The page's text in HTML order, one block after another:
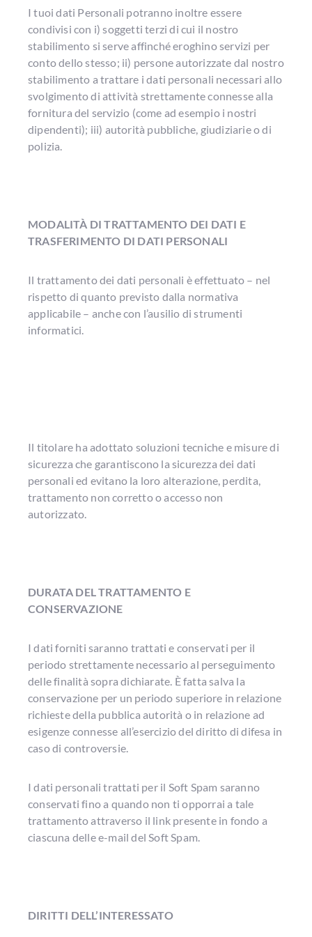
I tuoi dati Personali potranno inoltre essere
condivisi con i) soggetti terzi di cui il nostro
stabilimento si serve affinché eroghino servizi per
conto dello stesso; ii) persone autorizzate dal nostro
stabilimento a trattare i dati personali necessari allo
svolgimento di attività strettamente connesse alla
fornitura del servizio (come ad esempio i nostri
dipendenti); iii) autorità pubbliche, giudiziarie o di
polizia.
MODALITÀ DI TRATTAMENTO DEI DATI E
TRASFERIMENTO DI DATI PERSONALI
Il trattamento dei dati personali è effettuato – nel
rispetto di quanto previsto dalla normativa
applicabile – anche con l’ausilio di strumenti
informatici.
Il titolare ha adottato soluzioni tecniche e misure di
sicurezza che garantiscono la sicurezza dei dati
personali ed evitano la loro alterazione, perdita,
trattamento non corretto o accesso non
autorizzato.
DURATA DEL TRATTAMENTO E
CONSERVAZIONE
I dati forniti saranno trattati e conservati per il
periodo strettamente necessario al perseguimento
delle finalità sopra dichiarate. È fatta salva la
conservazione per un periodo superiore in relazione
richieste della pubblica autorità o in relazione ad
esigenze connesse all’esercizio del diritto di difesa in
caso di controversie.
I dati personali trattati per il Soft Spam saranno
conservati fino a quando non ti opporrai a tale
trattamento attraverso il link presente in fondo a
ciascuna delle e-mail del Soft Spam.
DIRITTI DELL’INTERESSATO